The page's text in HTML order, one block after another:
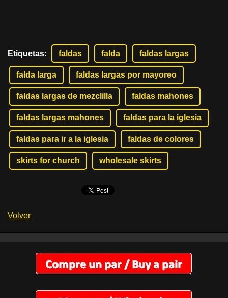
Etiquetas: faldas falda faldas largas
falda larga faldas largas por mayoreo
faldas largas de mezclilla faldas mahones
faldas largas mahones faldas para la iglesia
faldas para ir a la iglesia faldas de colores
skirts for church wholesale skirts
Volver